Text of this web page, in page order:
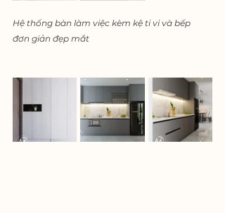
Hệ thống bàn làm việc kèm kệ ti vi và bếp
đơn giản đẹp mắt